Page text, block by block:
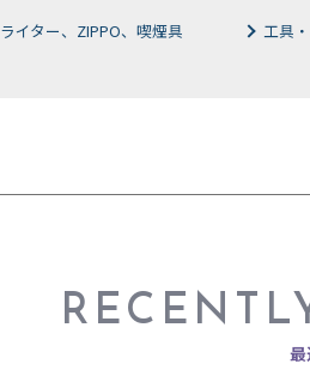
ライター、ZIPPO、喫煙具 工具